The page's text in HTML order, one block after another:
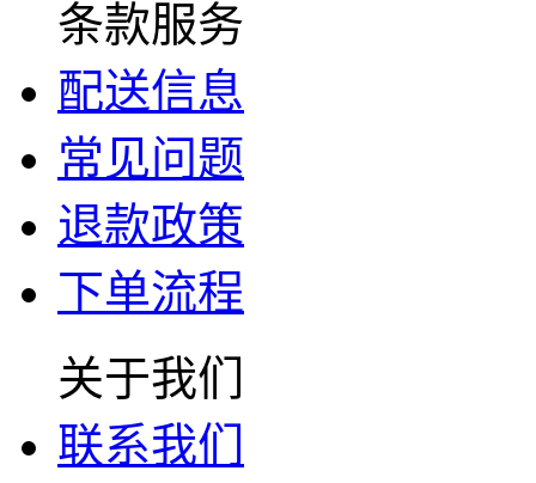
条款服务
配送信息
常见问题
退款政策
下单流程
关于我们
联系我们